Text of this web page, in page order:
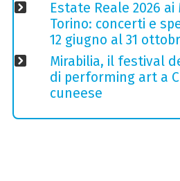
Estate Reale 2026 ai
Torino: concerti e
12 giugno al 31
Mirabilia, il festival
di performing art a
cuneese